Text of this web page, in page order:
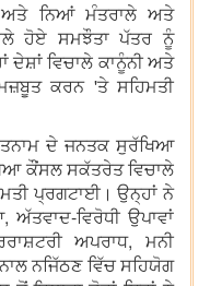
ਨਿਆਂ ਮੰਤਰਾਲੇ ਅਤੇ
ਹੋਏ ਸਮਝੌਤਾ ਪੱਤਰ ਨੂੰ
ਦੇਸ਼ਾਂ ਵਿਚਾਲੇ ਕਾਨੂੰਨੀ ਅਤੇ
ਕਰਨ 'ਤੇ ਸਹਿਮਤੀ
ਦੇ ਜਨਤਕ ਸੁਰੱਖਿਆ
ਕੌਂਸਲ ਸਕੱਤਰੇਤ ਵਿਚਾਲੇ
ਪ੍ਰਗਟਾਈ। ਉਨ੍ਹਾਂ ਨੇ
ਵਿਰੋਧੀ ਉਪਾਵਾਂ
ਅਪਰਾਧ, ਮਨੀ
ਨਜਿੱਠਣ ਵਿੱਚ ਸਹਿਯੋਗ